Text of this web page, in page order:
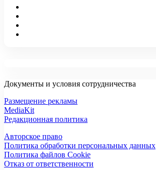
Документы и условия сотрудничества
Размещение рекламы
MediaKit
Редакционная политика
Авторское право
Политика обработки персональных данных
Политика файлов Cookie
Отказ от ответственности